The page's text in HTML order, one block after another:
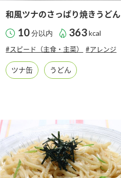
和風ツナのさっぱり焼きうどん
10分以内 363kcal
#スピード（主食・主菜） #アレンジ
ツナ缶 うどん